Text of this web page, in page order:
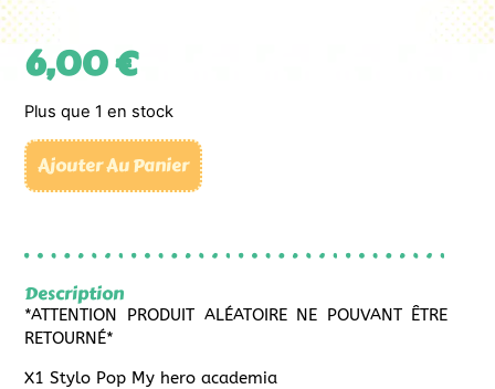
6,00€
Plus que 1 en stock
Ajouter Au Panier
Description
*ATTENTION PRODUIT ALÉATOIRE NE POUVANT ÊTRE
RETOURNÉ*
X1 Stylo Pop My hero academia